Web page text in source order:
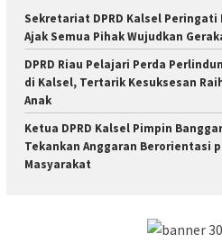
Sekretariat DPRD Kalsel Peringati
Ajak Semua Pihak Wujudkan
DPRD Riau Pelajari Perda
di Kalsel, Tertarik Kesuksesan
Anak
Ketua DPRD Kalsel Pimpin Banggar
Tekankan Anggaran Berorientasi
Masyarakat